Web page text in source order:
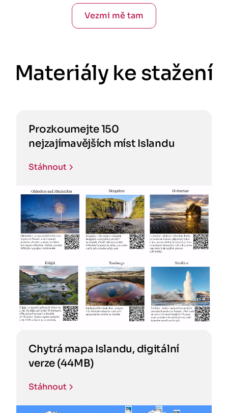
Vezmi mě tam
Materiály ke stažení
Prozkoumejte 150
nejzajímavějších míst Islandu
Stáhnout
Chytrá mapa Islandu, digitální
verze (44MB)
Stáhnout